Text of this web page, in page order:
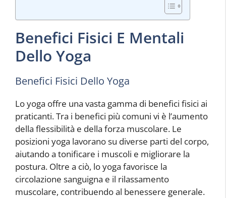
Benefici Fisici E Mentali
Dello Yoga
Benefici Fisici Dello Yoga
Lo yoga offre una vasta gamma di benefici fisici ai
praticanti. Tra i benefici più comuni vi è l’aumento
della flessibilità e della forza muscolare. Le
posizioni yoga lavorano su diverse parti del corpo,
aiutando a tonificare i muscoli e migliorare la
postura. Oltre a ciò, lo yoga favorisce la
circolazione sanguigna e il rilassamento
muscolare, contribuendo al benessere generale.